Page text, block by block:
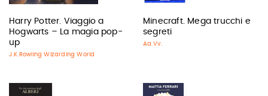
Harry Potter. Viaggio a
Hogwarts – La magia pop-
up
J.K.Rowling Wizarding World
Minecraft. Mega trucchi e
segreti
Aa.Vv.